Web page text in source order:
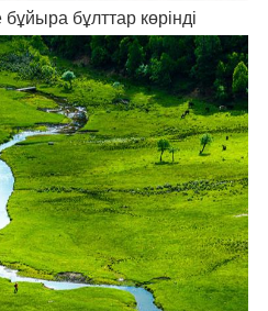
бұлттар көрінді